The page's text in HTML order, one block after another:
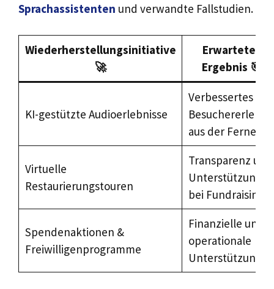
Sprachassistenten und verwandte Fallstudien.
Wiederherstellungsinitiative
🚀
Erwartetes
Ergebnis 🎯
KI-gestützte Audioerlebnisse
Verbessertes
aus der Ferne
Virtuelle
Restaurierungstouren
Transparenz und
Unterstützung
bei Fundraising
Spendenaktionen &
Freiwilligenprogramme
Finanzielle und
operationale
Unterstützung